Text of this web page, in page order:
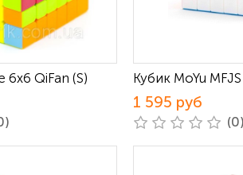
6x6 QiFan (S) Кубик MoYu
1 595 руб